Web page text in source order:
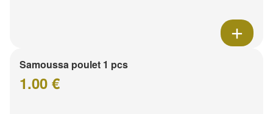
Samoussa poulet 1 pcs
1.00 €